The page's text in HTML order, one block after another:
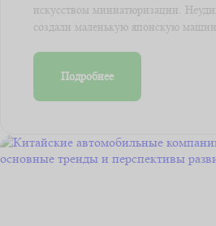
искусством миниатюризации.
создали маленькую японскую
Подробнее